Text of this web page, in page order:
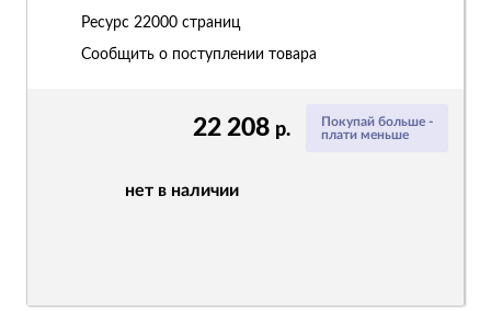
Покупай больше -
плати меньше
22 208 р.
нет в наличии
Ресурс 22000 страниц
Сообщить о поступлении товара